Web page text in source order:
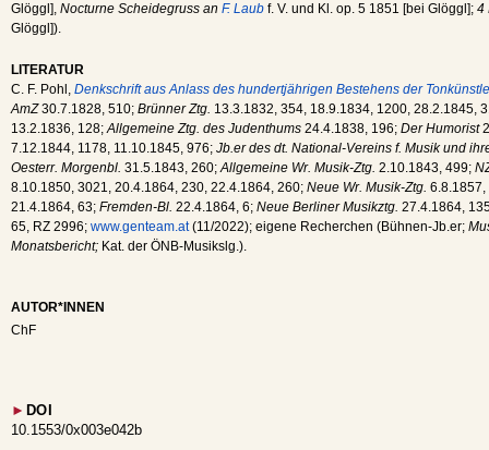
Glöggl], Nocturne Scheidegruss an F. Laub f. V. und Kl. op. 5 1851 [bei Glöggl]; 4
Glöggl]).
LITERATUR
C. F. Pohl, Denkschrift aus Anlass des hundertjährigen Bestehens der
AmZ30.7.1828, 510; Brünner Ztg. 13.3.1832, 354, 18.9.1834, 1200, 28.2.1845,
13.2.1836, 128;Allgemeine Ztg. des Judenthums 24.4.1838, 196; Der Humorist
7.12.1844, 1178, 11.10.1845, 976; Jb.er des dt. National-Vereins f. Musik und
Oesterr. Morgenbl. 31.5.1843, 260;Allgemeine Wr. Musik-Ztg. 2.10.1843, 499;
8.10.1850, 3021, 20.4.1864, 230, 22.4.1864, 260; Neue Wr. Musik-Ztg.
21.4.1864, 63; Fremden-Bl. 22.4.1864, 6; Neue Berliner Musikztg. 27.4.1864,
65, RZ 2996; www.genteam.at(11/2022); eigene Recherchen (Bühnen-Jb.er;
Monatsbericht; Kat. der ÖNB-Musikslg.).
AUTOR*INNEN
ChF
► DOI
10.1553/0x003e042b